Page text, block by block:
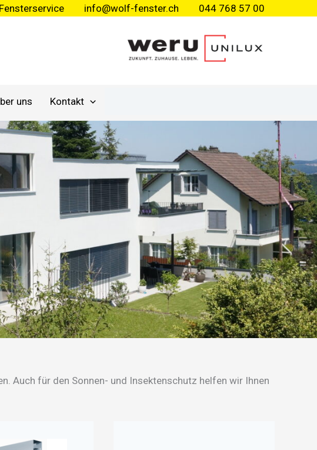
Fensterservice info@wolf-fenster.ch 044 768 57 00
uns Kontakt
Auch für den Sonnen- und Insektenschutz helfen wir Ihnen